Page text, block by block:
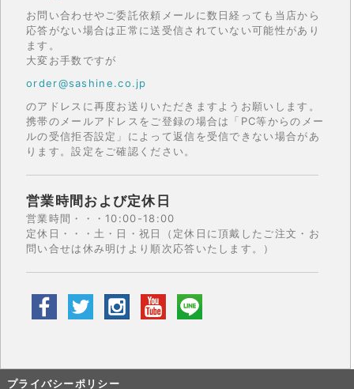
お問い合わせやご委託依頼メールに数日経っても当店から
応答がない場合は正常に送受信されていない可能性があり
ます。
大変お手数ですが
order@sashine.co.jp
のアドレスに再度お送りいただきますようお願いします。
携帯のメールアドレスをご登録の場合は「PC等からのメー
ルの受信拒否設定」によって返信を受信できない場合があ
ります。設定をご確認ください。
営業時間および定休日
営業時間・・・10:00-18:00
定休日・・・土・日・祝日（定休日に頂戴したご注文・お
問い合せは休み明けより順次応答いたします。）
プライバシーポリシー